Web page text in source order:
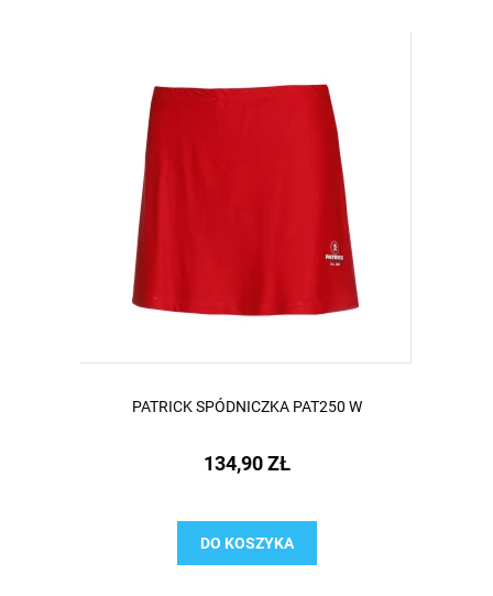
PATRICK SPÓDNICZKA PAT250 W
134,90 ZŁ
DO KOSZYKA